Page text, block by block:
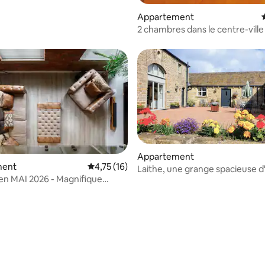
Appartement
2 chambres dans le centre-
emblématiques
Évaluation moyenne sur la base de 16
4,75 (16)
MAI 2026 - Magnifique
Appartement
Laithe, une grange spacieuse